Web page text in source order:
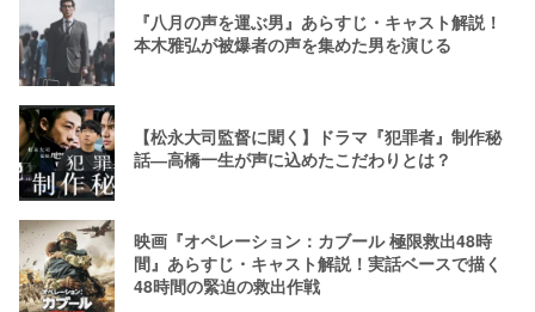
『八月の声を運ぶ男』あらすじ・キャスト解説！
本木雅弘が被爆者の声を集めた男を演じる
【松永大司監督に聞く】ドラマ『犯罪者』制作秘
話―高橋一生が声に込めたこだわりとは？
映画『オペレーション：カブール 極限救出48時
間』あらすじ・キャスト解説！実話ベースで描く
48時間の緊迫の救出作戦